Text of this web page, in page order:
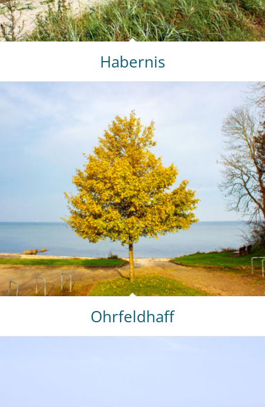
Habernis
Ohrfeldhaff